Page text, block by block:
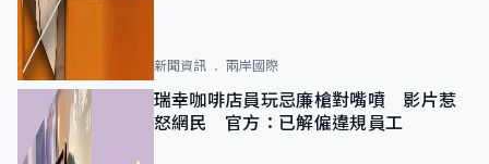
新聞資訊 兩岸國際
瑞幸咖啡店員玩忌廉槍對嘴噴 影片惹
怒網民 官方：已解僱違規員工